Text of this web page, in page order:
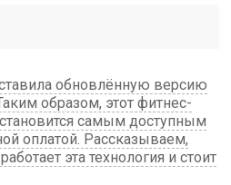
обновлённую версию
образом, этот фитнес-
самым доступным
оплатой. Рассказываем,
эта технология и стоит